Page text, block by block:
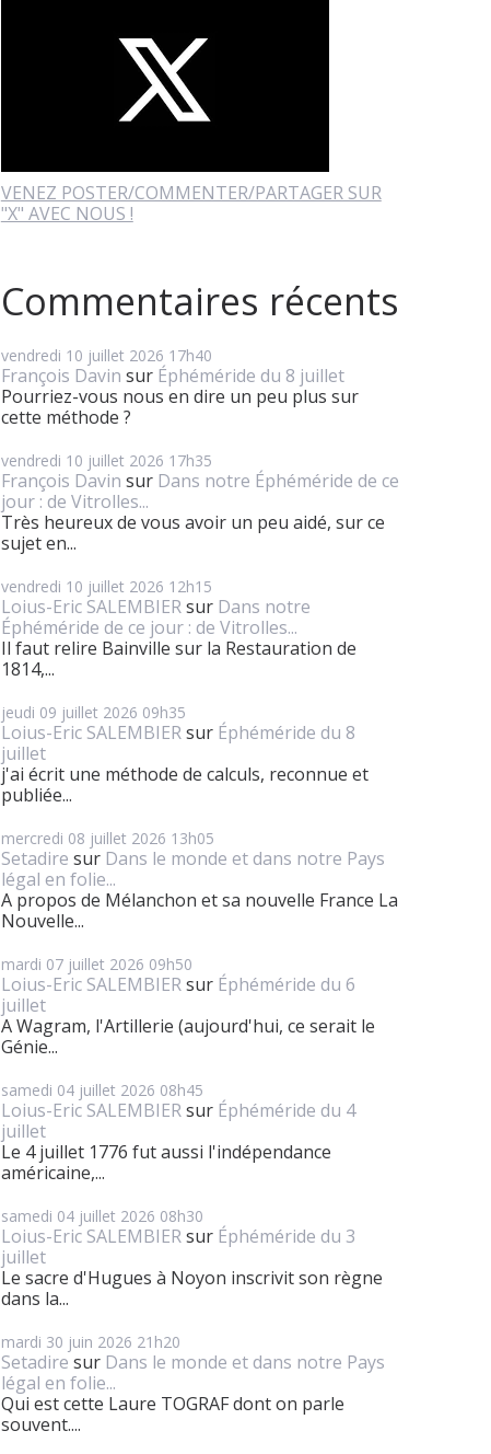
VENEZ POSTER/COMMENTER/PARTAGER SUR
"X" AVEC NOUS !
Commentaires récents
vendredi 10 juillet 2026 17h40
François Davin sur Éphéméride du 8 juillet
Pourriez-vous nous en dire un peu plus sur
cette méthode ?
vendredi 10 juillet 2026 17h35
François Davin sur Dans notre Éphéméride de ce
jour : de Vitrolles...
Très heureux de vous avoir un peu aidé, sur ce
sujet en...
vendredi 10 juillet 2026 12h15
Loius-Eric SALEMBIERsur Dans notre
Éphéméride de ce jour : de Vitrolles...
Il faut relire Bainville sur la Restauration de
1814,...
jeudi 09 juillet 2026 09h35
Loius-Eric SALEMBIERsur Éphéméride du 8
juillet
j'ai écrit une méthode de calculs, reconnue et
publiée...
mercredi 08 juillet 2026 13h05
Setadire sur Dans le monde et dans notre Pays
légal en folie...
A propos de Mélanchon et sa nouvelle France La
Nouvelle...
mardi 07 juillet 2026 09h50
Loius-Eric SALEMBIERsur Éphéméride du 6
juillet
A Wagram, l'Artillerie (aujourd'hui, ce serait le
Génie...
samedi 04 juillet 2026 08h45
Loius-Eric SALEMBIERsur Éphéméride du 4
juillet
Le 4 juillet 1776 fut aussi l'indépendance
américaine,...
samedi 04 juillet 2026 08h30
Loius-Eric SALEMBIERsur Éphéméride du 3
juillet
Le sacre d'Hugues à Noyon inscrivit son règne
dans la...
mardi 30 juin 2026 21h20
Setadire sur Dans le monde et dans notre Pays
légal en folie...
Qui est cette Laure TOGRAF dont on parle
souvent....